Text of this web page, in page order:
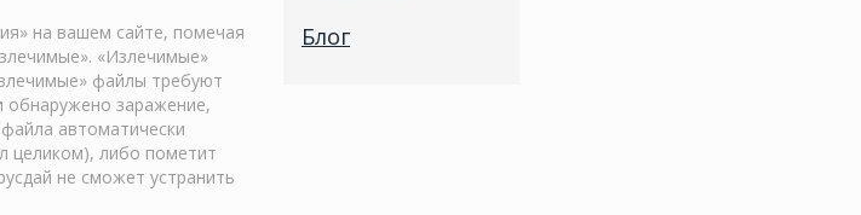
Блог
на вашем сайте, помечая
«Излечимые»
файлы требуют
обнаружено заражение,
автоматически
целиком), либо пометит
не сможет устранить